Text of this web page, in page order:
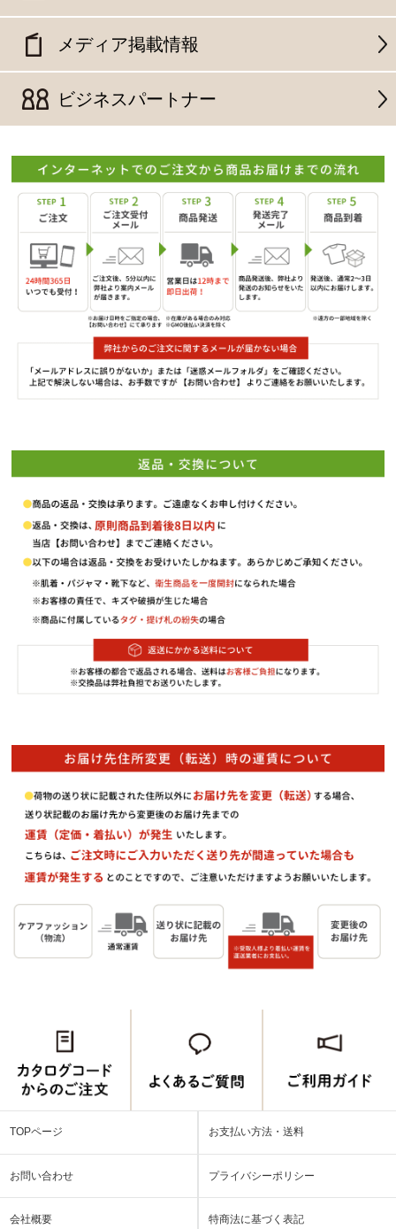
メディア掲載情報
ビジネスパートナー
TOPページ お支払い方法・送料
お問い合わせ プライバシーポリシー
会社概要 特商法に基づく表記